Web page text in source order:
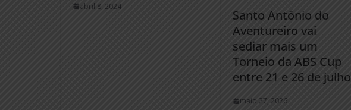
abril 8, 2024
Santo Antônio do
Aventureiro vai
sediar mais um
Torneio da ABS Cup
entre 21 e 26 de julho
maio 27, 2026